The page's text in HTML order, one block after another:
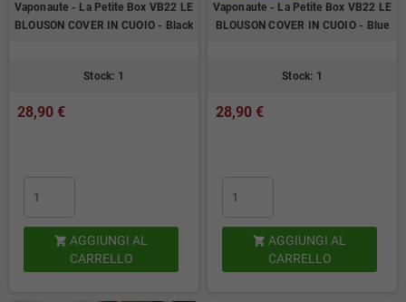
Vaponaute - La Petite Box VB22 LE
BLOUSON COVER IN CUOIO - Black
Stock: 1
28,90 €
 AGGIUNGI AL
CARRELLO
Vaponaute - La Petite Box VB22 LE
BLOUSON COVER IN CUOIO - Blue
Stock: 1
28,90 €
 AGGIUNGI AL
CARRELLO